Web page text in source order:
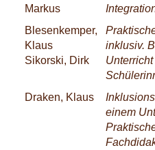
Markus
Blesenkemper,
Klaus
Sikorski, Dirk
inklusiv.
Draken, Klaus
einem